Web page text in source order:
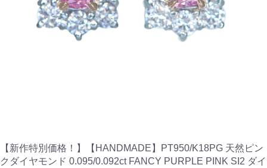
【新作特別価格！】【HANDMADE】PT950/K18PG 天然ピン
クダイヤモンド 0.095/0.092ct FANCY PURPLE PINK SI2 ダイ